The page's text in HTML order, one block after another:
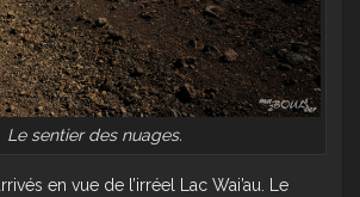
Le sentier des nuages.
en vue de l’irréel Lac Wai’au. Le